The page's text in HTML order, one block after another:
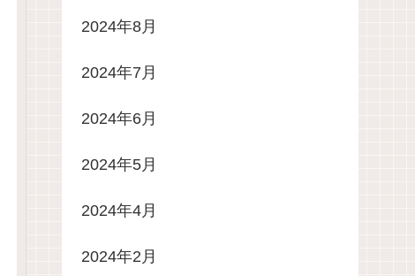
2024年8月
2024年7月
2024年6月
2024年5月
2024年4月
2024年2月